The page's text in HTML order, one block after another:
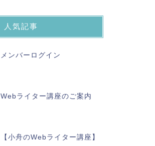
人気記事
メンバーログイン
Webライター講座のご案内
【小舟のWebライター講座】